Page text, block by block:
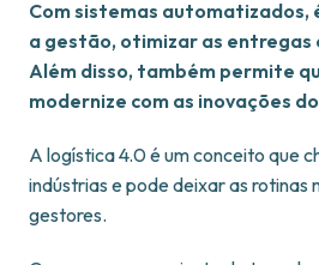
Com sistemas automatizados,
a gestão, otimizar as entregas
Além disso, também permite
modernize com as inovações
A logística 4.0 é um conceito que
indústrias e pode deixar as rotinas
gestores.